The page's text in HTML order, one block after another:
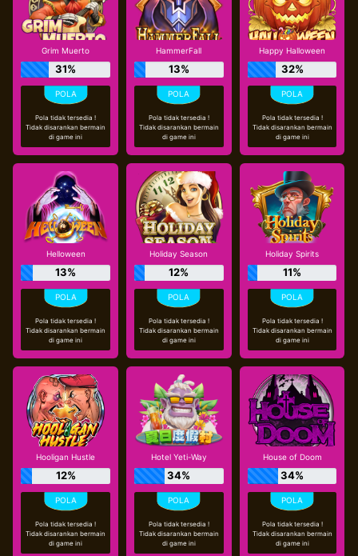
Grim Muerto
31%
Pola tidak tersedia !
Tidak disarankan bermain
di game ini
HammerFall
13%
Pola tidak tersedia !
Tidak disarankan bermain
di game ini
Happy Halloween
32%
Pola tidak tersedia !
Tidak disarankan bermain
di game ini
Helloween
13%
Pola tidak tersedia !
Tidak disarankan bermain
di game ini
Holiday Season
12%
Pola tidak tersedia !
Tidak disarankan bermain
di game ini
Holiday Spirits
11%
Pola tidak tersedia !
Tidak disarankan bermain
di game ini
Hooligan Hustle
12%
Pola tidak tersedia !
Tidak disarankan bermain
di game ini
Hotel Yeti-Way
34%
Pola tidak tersedia !
Tidak disarankan bermain
di game ini
House of Doom
34%
Pola tidak tersedia !
Tidak disarankan bermain
di game ini